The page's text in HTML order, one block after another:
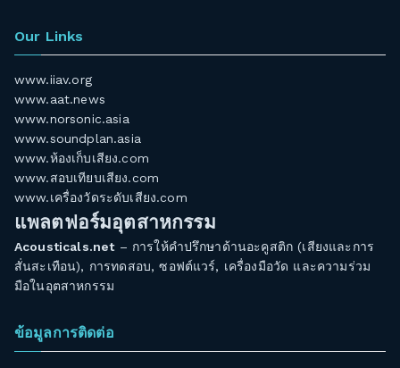
Our Links
www.iiav.org
www.aat.news
www.norsonic.asia
www.soundplan.asia
www.ห้องเก็บเสียง.com
www.สอบเทียบเสียง.com
www.เครื่องวัดระดับเสียง.com
แพลตฟอร์มอุตสาหกรรม
Acousticals.net– การให้คำปรึกษาด้านอะคูสติก (เสียงและการ
สั่นสะเทือน), การทดสอบ, ซอฟต์แวร์, เครื่องมือวัด และความร่วม
มือในอุตสาหกรรม
ข้อมูลการติดต่อ